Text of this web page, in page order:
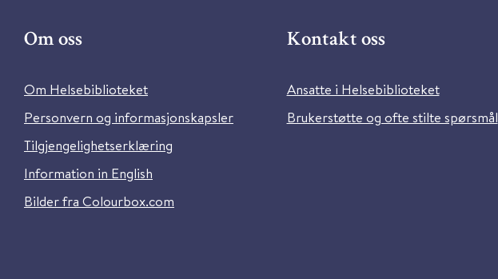
Om oss
Om Helsebiblioteket
Personvern og informasjonskapsler
Tilgjengelighetserklæring
Information in English
Bilder fra Colourbox.com
Kontakt oss
Ansatte i Helsebiblioteket
Brukerstøtte og ofte stilte spørsmål